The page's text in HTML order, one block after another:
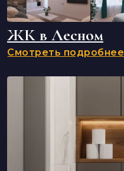
ЖК в Лесном
Смотреть подробнее